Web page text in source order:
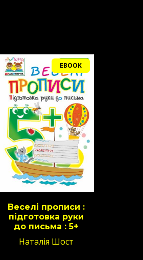
EBOOK
Веселі прописи :
підготовка руки
до письма : 5+
Наталія Шост